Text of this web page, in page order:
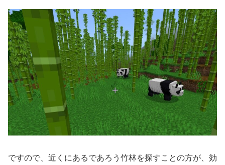
ですので、近くにあるであろう竹林を探すことの方が、効